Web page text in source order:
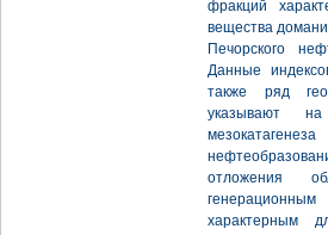
фракций
вещества
Печорского
Данные
также ряд
указывают
отложения
характерным